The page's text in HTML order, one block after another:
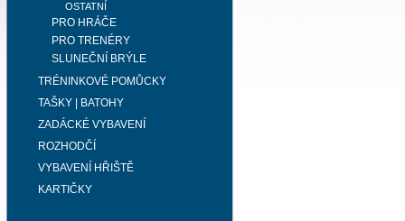
OSTATNÍ
PRO HRÁČE
PRO TRENÉRY
SLUNEČNÍ BRÝLE
TRÉNINKOVÉ POMŮCKY
TAŠKY | BATOHY
ZADÁCKÉ VYBAVENÍ
ROZHODČÍ
VYBAVENÍ HŘIŠTĚ
KARTIČKY